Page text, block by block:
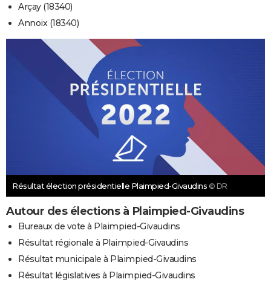
Arçay (18340)
Annoix (18340)
Résultat élection présidentielle Plaimpied-Givaudins © DR
Autour des élections à Plaimpied-Givaudins
Bureaux de vote à Plaimpied-Givaudins
Résultat régionale à Plaimpied-Givaudins
Résultat municipale à Plaimpied-Givaudins
Résultat législatives à Plaimpied-Givaudins